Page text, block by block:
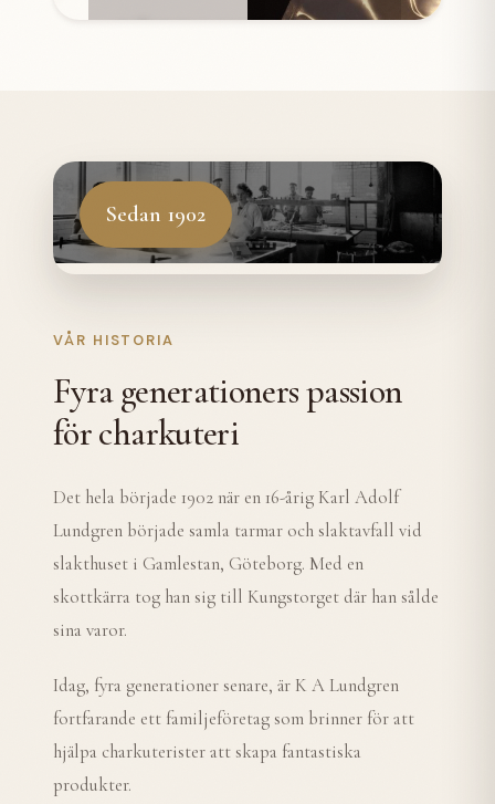
Sedan 1902
VÅR HISTORIA
Fyra generationers passion
för charkuteri
Det hela började 1902 när en 16-årig Karl Adolf
Lundgren började samla tarmar och slaktavfall vid
slakthuset i Gamlestan, Göteborg. Med en
skottkärra tog han sig till Kungstorget där han sålde
sina varor.
Idag, fyra generationer senare, är K A Lundgren
fortfarande ett familjeföretag som brinner för att
hjälpa charkuterister att skapa fantastiska
produkter.